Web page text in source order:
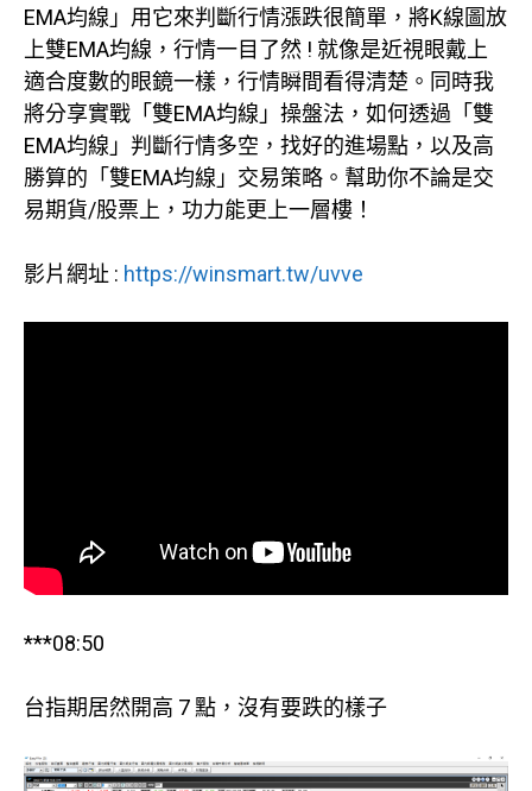
EMA均線」用它來判斷行情漲跌很簡單，將K線圖放
上雙EMA均線，行情一目了然 ! 就像是近視眼戴上
適合度數的眼鏡一樣，行情瞬間看得清楚。同時我
將分享實戰「雙EMA均線」操盤法，如何透過「雙
EMA均線」判斷行情多空，找好的進場點，以及高
勝算的「雙EMA均線」交易策略。幫助你不論是交
易期貨/股票上，功力能更上一層樓！
影片網址 : https://winsmart.tw/uvve
***08:50
台指期居然開高 7 點，沒有要跌的樣子